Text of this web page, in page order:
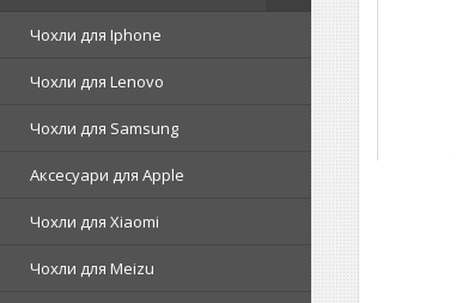
Чохли для Iphone
Чохли для Lenovo
Чохли для Samsung
Аксесуари для Apple
Чохли для Xiaomi
Чохли для Meizu